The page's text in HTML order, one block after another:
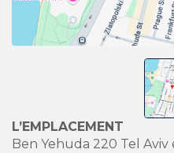
L’EMPLACEMENT
Ben Yehuda 220 Tel